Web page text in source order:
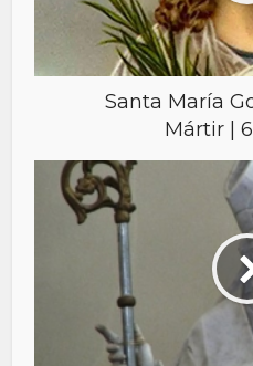
Santa María
Mártir |